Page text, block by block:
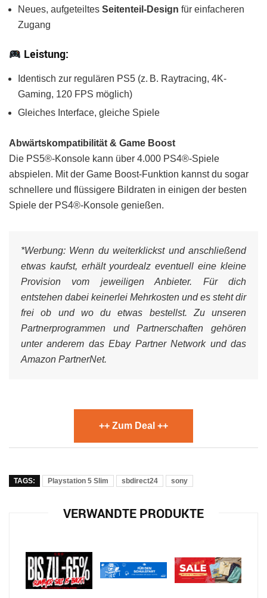
Neues, aufgeteiltes Seitenteil-Design für einfacheren
Zugang
Leistung:
Identisch zur regulären PS5 (z. B. Raytracing, 4K-
Gaming, 120 FPS möglich)
Gleiches Interface, gleiche Spiele
Abwärtskompatibilität & Game Boost
Die PS5®-Konsole kann über 4.000 PS4®-Spiele
abspielen. Mit der Game Boost-Funktion kannst du sogar
schnellere und flüssigere Bildraten in einigen der besten
Spiele der PS4®-Konsole genießen.
*Werbung: Wenn du weiterklickst und anschließend
etwas kaufst, erhält yourdealz eventuell eine kleine
Provision vom jeweiligen Anbieter. Für dich
entstehen dabei keinerlei Mehrkosten und es steht dir
frei ob und wo du etwas bestellst. Zu unseren
Partnerprogrammen und Partnerschaften gehören
unter anderem das Ebay Partner Network und das
Amazon PartnerNet.
++ Zum Deal ++
TAGS: Playstation 5 Slim sbdirect24 sony
VERWANDTE PRODUKTE